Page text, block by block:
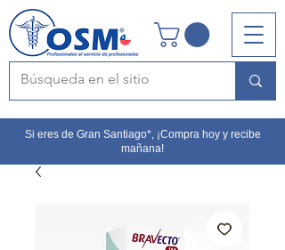
Si eres de Gran Santiago*, ¡Compra hoy y recibe
mañana!